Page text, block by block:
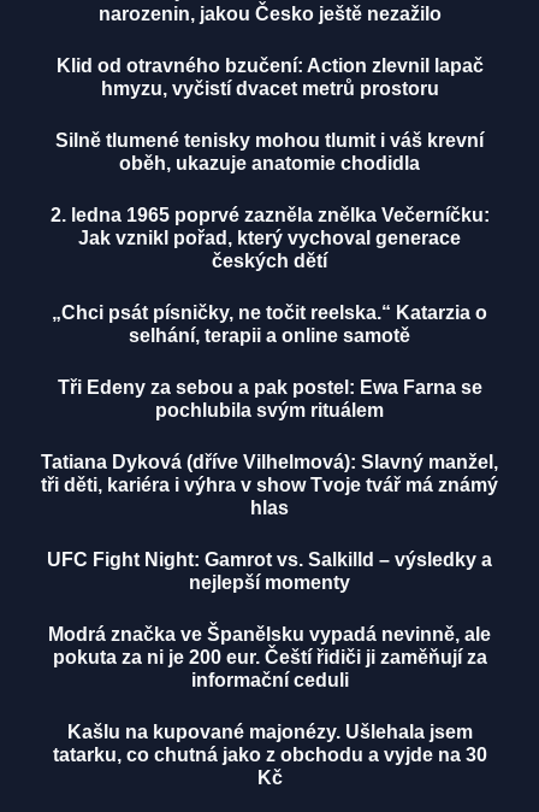
narozenin, jakou Česko ještě nezažilo
Klid od otravného bzučení: Action zlevnil lapač
hmyzu, vyčistí dvacet metrů prostoru
Silně tlumené tenisky mohou tlumit i váš krevní
oběh, ukazuje anatomie chodidla
2. ledna 1965 poprvé zazněla znělka Večerníčku:
Jak vznikl pořad, který vychoval generace
českých dětí
„Chci psát písničky, ne točit reelska.“ Katarzia o
selhání, terapii a online samotě
Tři Edeny za sebou a pak postel: Ewa Farna se
pochlubila svým rituálem
Tatiana Dyková (dříve Vilhelmová): Slavný manžel,
tři děti, kariéra i výhra v show Tvoje tvář má známý
hlas
UFC Fight Night: Gamrot vs. Salkilld – výsledky a
nejlepší momenty
Modrá značka ve Španělsku vypadá nevinně, ale
pokuta za ni je 200 eur. Čeští řidiči ji zaměňují za
informační ceduli
Kašlu na kupované majonézy. Ušlehala jsem
tatarku, co chutná jako z obchodu a vyjde na 30
Kč